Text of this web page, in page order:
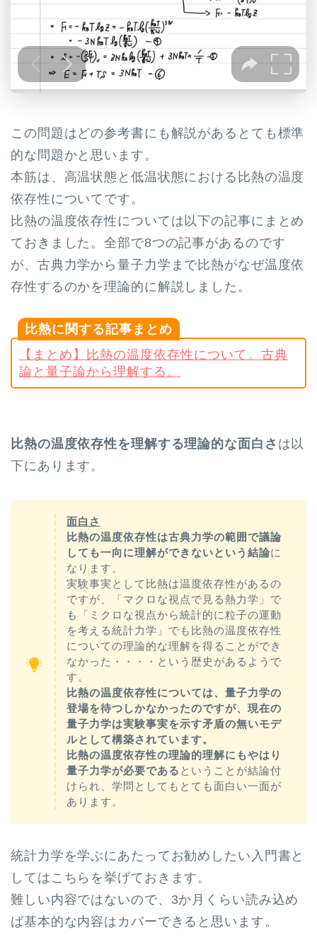
この問題はどの参考書にも解説があるとても標準
的な問題かと思います。
本筋は、高温状態と低温状態における比熱の温度
依存性についてです。
比熱の温度依存性については以下の記事にまとめ
ておきました。全部で8つの記事があるのです
が、古典力学から量子力学まで比熱がなぜ温度依
存性するのかを理論的に解説しました。
比熱に関する記事まとめ
【まとめ】比熱の温度依存性について。古典
論と量子論から理解する。
比熱の温度依存性を理解する理論的な面白さ は以
下にあります。
面白さ
比熱の温度依存性は古典力学の範囲で議論
しても一向に理解ができないという結論に
なります。
実験事実として比熱は温度依存性があるの
ですが、「マクロな視点で見る熱力学」で
も「ミクロな視点から統計的に粒子の運動
を考える統計力学」でも比熱の温度依存性
についての理論的な理解を得ることができ
なかった・・・・という歴史があるようで
す。
比熱の温度依存性については、量子力学の
登場を待つしかなかったのですが、現在の
量子力学は実験事実を示す矛盾の無いモデ
ルとして構築されています。
比熱の温度依存性の理論的理解にもやはり
量子力学が必要である ということが結論付
けられ、学問としてもとても面白い一面が
あります。
統計力学を学ぶにあたってお勧めしたい入門書と
してはこちらを挙げておきます。
難しい内容ではないので、3か月くらい読み込め
ば基本的な内容はカバーできると思います。